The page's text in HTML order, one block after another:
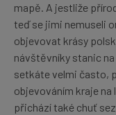
mapě. A jestliže
teď se jimi nemuseli
objevovat krásy
návštěvníky stanic
setkáte velmi často,
objevováním kraje
přichází také chuť